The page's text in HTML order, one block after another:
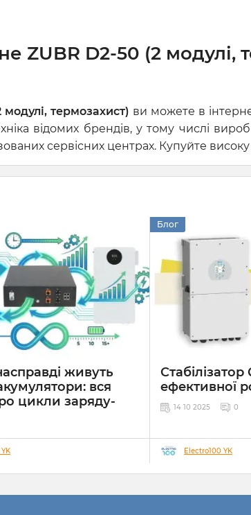
D2-50 (2 модулі,
термозахист) ви можете в
відомих брендів, у тому числі
сервісних центрах. Купуйте
живуть
вся
цикли заряду-
0
7 хвилин
Блог
ефективної
14 10 2025 0
Electro100 YK